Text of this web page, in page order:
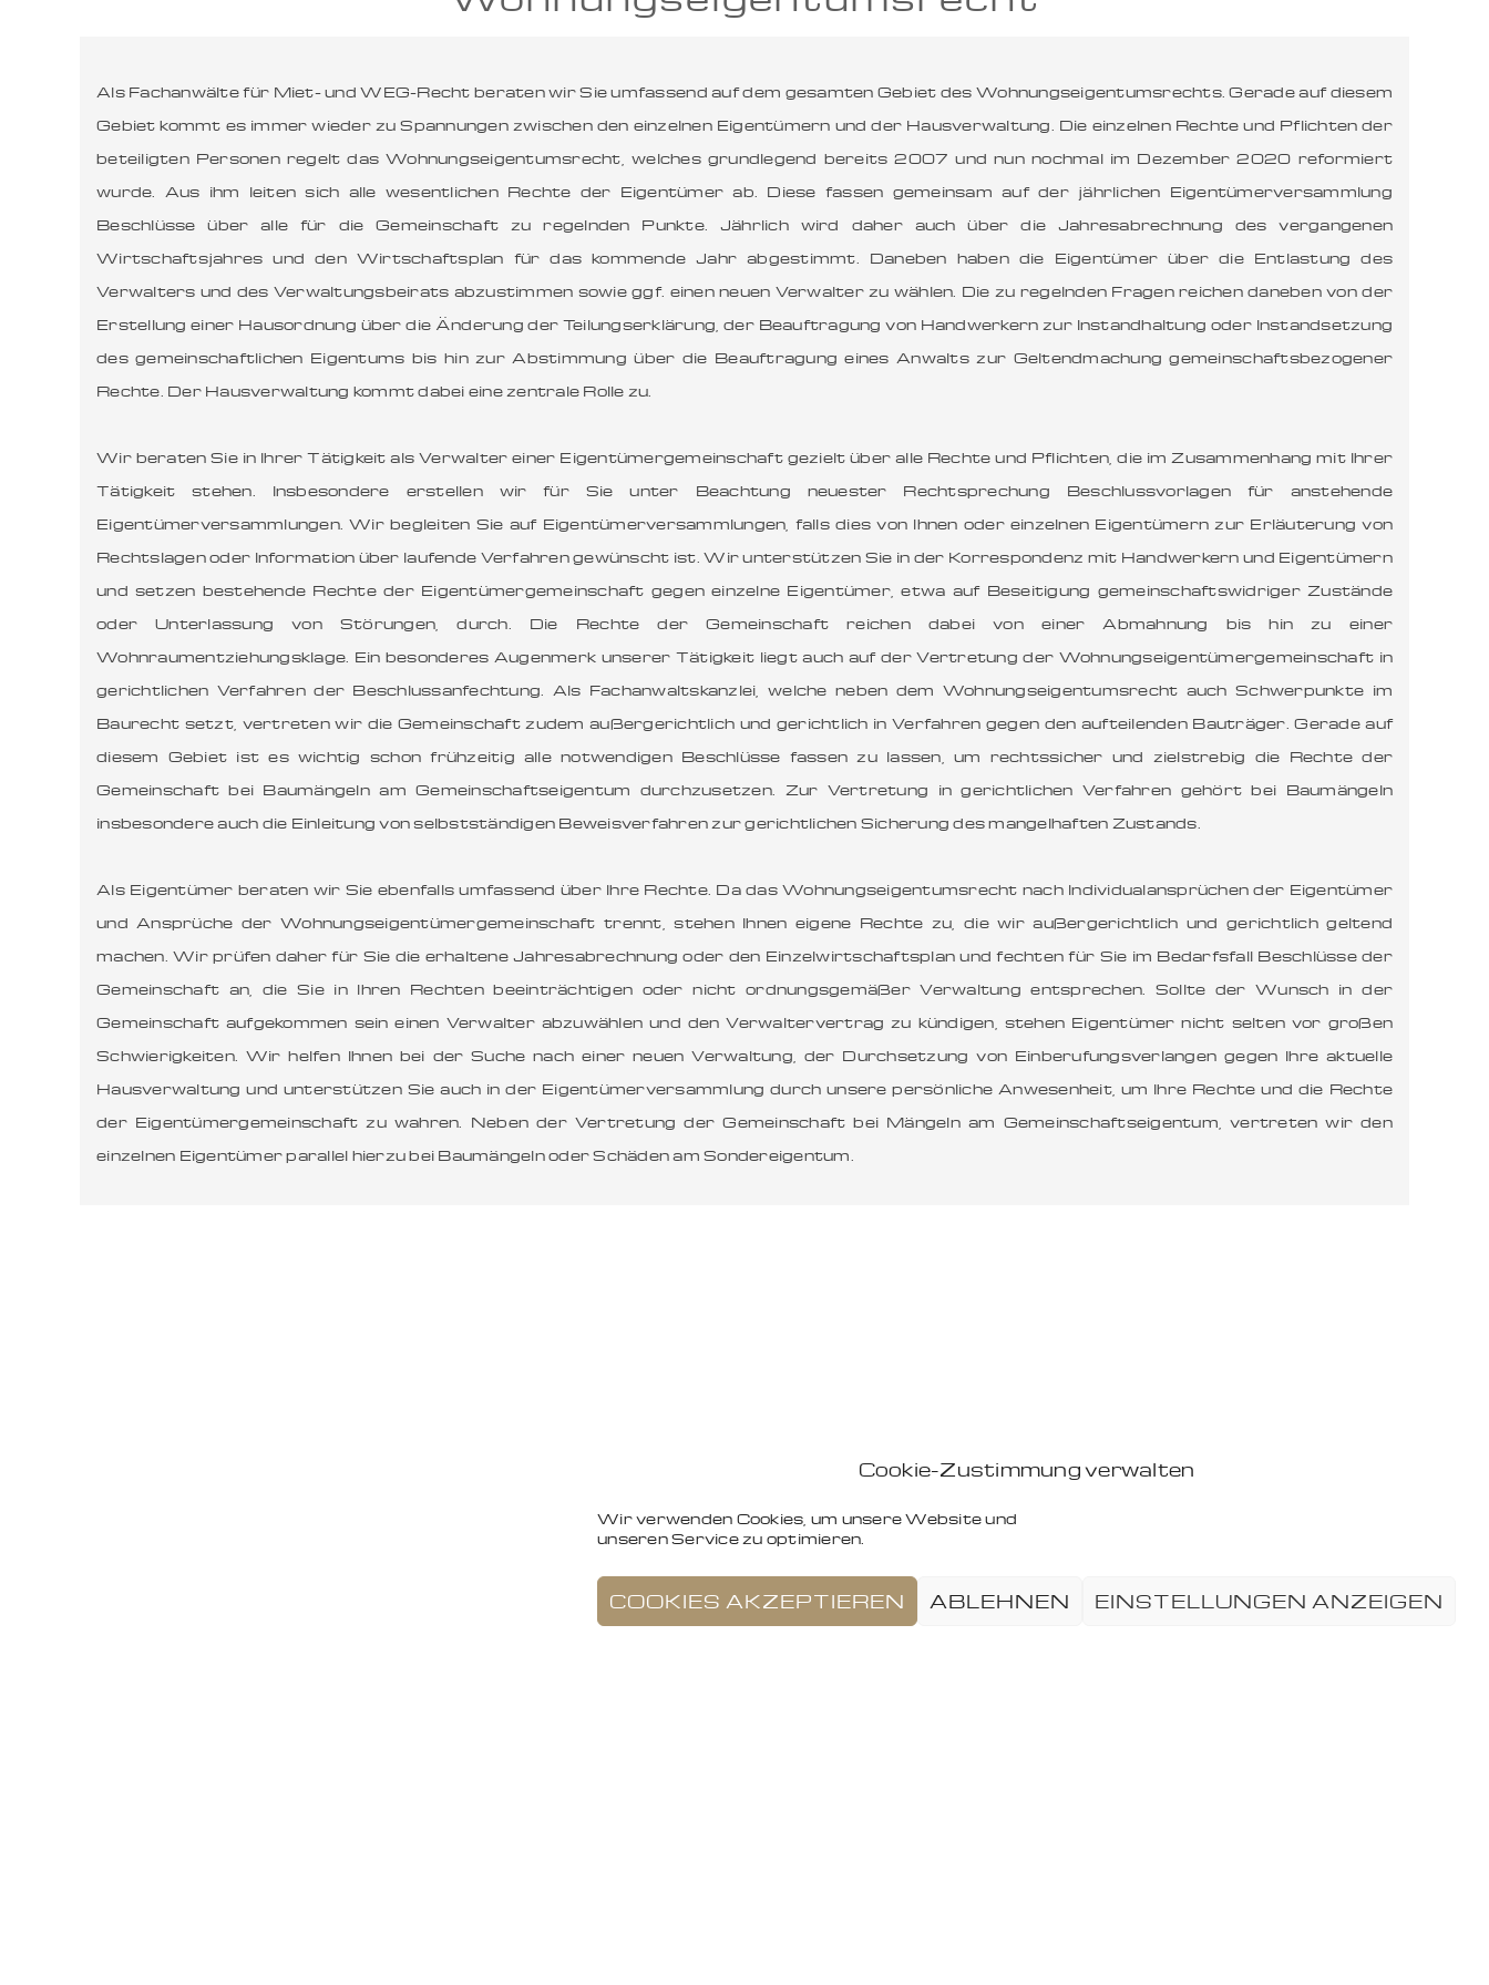
Cookie-Zustimmung verwalten
Wir verwenden Cookies, um unsere Website und
unseren Service zu optimieren.
COOKIES AKZEPTIEREN ABLEHNEN EINSTELLUNGEN ANZEIGEN
Als Fachanwälte für Miet- und WEG-Recht beraten wir Sie umfassend auf dem gesamten Gebiet des Wohnungseigentumsrechts. Gerade auf diesem
Gebiet kommt es immer wieder zu Spannungen zwischen den einzelnen Eigentümern und der Hausverwaltung. Die einzelnen Rechte und Pflichten der
beteiligten Personen regelt das Wohnungseigentumsrecht, welches grundlegend bereits 2007 und nun nochmal im Dezember 2020 reformiert
wurde. Aus ihm leiten sich alle wesentlichen Rechte der Eigentümer ab. Diese fassen gemeinsam auf der jährlichen Eigentümerversammlung
Beschlüsse über alle für die Gemeinschaft zu regelnden Punkte. Jährlich wird daher auch über die Jahresabrechnung des vergangenen
Wirtschaftsjahres und den Wirtschaftsplan für das kommende Jahr abgestimmt. Daneben haben die Eigentümer über die Entlastung des
Verwalters und des Verwaltungsbeirats abzustimmen sowie ggf. einen neuen Verwalter zu wählen. Die zu regelnden Fragen reichen daneben von der
Erstellung einer Hausordnung über die Änderung der Teilungserklärung, der Beauftragung von Handwerkern zur Instandhaltung oder Instandsetzung
des gemeinschaftlichen Eigentums bis hin zur Abstimmung über die Beauftragung eines Anwalts zur Geltendmachung gemeinschaftsbezogener
Rechte. Der Hausverwaltung kommt dabei eine zentrale Rolle zu.
Wir beraten Sie in Ihrer Tätigkeit als Verwalter einer Eigentümergemeinschaft gezielt über alle Rechte und Pflichten, die im Zusammenhang mit Ihrer
Tätigkeit stehen. Insbesondere erstellen wir für Sie unter Beachtung neuester Rechtsprechung Beschlussvorlagen für anstehende
Eigentümerversammlungen. Wir begleiten Sie auf Eigentümerversammlungen, falls dies von Ihnen oder einzelnen Eigentümern zur Erläuterung von
Rechtslagen oder Information über laufende Verfahren gewünscht ist. Wir unterstützen Sie in der Korrespondenz mit Handwerkern und Eigentümern
und setzen bestehende Rechte der Eigentümergemeinschaft gegen einzelne Eigentümer, etwa auf Beseitigung gemeinschaftswidriger Zustände
oder Unterlassung von Störungen, durch. Die Rechte der Gemeinschaft reichen dabei von einer Abmahnung bis hin zu einer
Wohnraumentziehungsklage. Ein besonderes Augenmerk unserer Tätigkeit liegt auch auf der Vertretung der Wohnungseigentümergemeinschaft in
gerichtlichen Verfahren der Beschlussanfechtung. Als Fachanwaltskanzlei, welche neben dem Wohnungseigentumsrecht auch Schwerpunkte im
Baurecht setzt, vertreten wir die Gemeinschaft zudem außergerichtlich und gerichtlich in Verfahren gegen den aufteilenden Bauträger. Gerade auf
diesem Gebiet ist es wichtig schon frühzeitig alle notwendigen Beschlüsse fassen zu lassen, um rechtssicher und zielstrebig die Rechte der
Gemeinschaft bei Baumängeln am Gemeinschaftseigentum durchzusetzen. Zur Vertretung in gerichtlichen Verfahren gehört bei Baumängeln
insbesondere auch die Einleitung von selbstständigen Beweisverfahren zur gerichtlichen Sicherung des mangelhaften Zustands.
Als Eigentümer beraten wir Sie ebenfalls umfassend über Ihre Rechte. Da das Wohnungseigentumsrecht nach Individualansprüchen der Eigentümer
und Ansprüche der Wohnungseigentümergemeinschaft trennt, stehen Ihnen eigene Rechte zu, die wir außergerichtlich und gerichtlich geltend
machen. Wir prüfen daher für Sie die erhaltene Jahresabrechnung oder den Einzelwirtschaftsplan und fechten für Sie im Bedarfsfall Beschlüsse der
Gemeinschaft an, die Sie in Ihren Rechten beeinträchtigen oder nicht ordnungsgemäßer Verwaltung entsprechen. Sollte der Wunsch in der
Gemeinschaft aufgekommen sein einen Verwalter abzuwählen und den Verwaltervertrag zu kündigen, stehen Eigentümer nicht selten vor großen
Schwierigkeiten. Wir helfen Ihnen bei der Suche nach einer neuen Verwaltung, der Durchsetzung von Einberufungsverlangen gegen Ihre aktuelle
Hausverwaltung und unterstützen Sie auch in der Eigentümerversammlung durch unsere persönliche Anwesenheit, um Ihre Rechte und die Rechte
der Eigentümergemeinschaft zu wahren. Neben der Vertretung der Gemeinschaft bei Mängeln am Gemeinschaftseigentum, vertreten wir den
einzelnen Eigentümer parallel hierzu bei Baumängeln oder Schäden am Sondereigentum.